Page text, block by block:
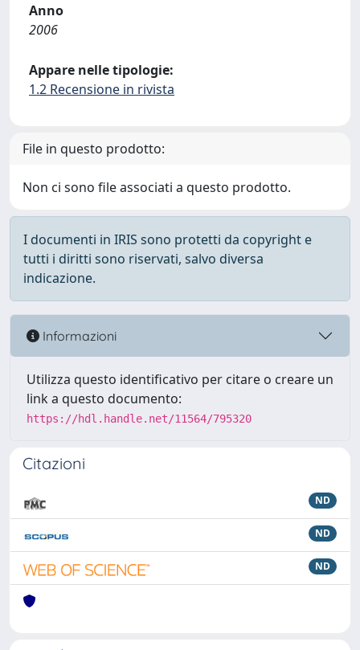
Anno
2006
Appare nelle tipologie:
1.2 Recensione in rivista
File in questo prodotto:
Non ci sono file associati a questo prodotto.
I documenti in IRIS sono protetti da copyright e
tutti i diritti sono riservati, salvo diversa
indicazione.
Informazioni
Utilizza questo identificativo per citare o creare un
link a questo documento:
https://hdl.handle.net/11564/795320
Citazioni
ND
ND
ND